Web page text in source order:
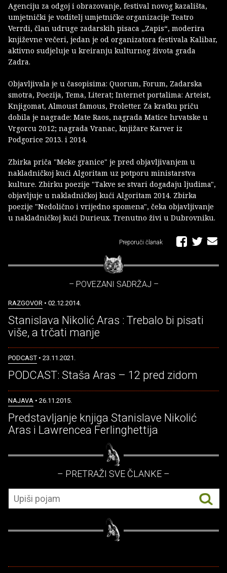
Agenciju za odgoj i obrazovanje, festival novog kazališta,
umjetnički je voditelj umjetničke organizacije Teatro
Verrdi, član udruge zadarskih pisaca „Zapis“, moderira
književne večeri, jedan je od organizatora festivala Kalibar,
aktivno sudjeluje u kreiranju kulturnog života grada
Zadra.
Objavljivala je u časopisima: Quorum, Forum, Zadarska
smotra, Poezija, Tema, Literat; Internet portalima: Arteist,
Knjigomat, Almoust famous, Proletter. Za kratku priču
dobila je nagrade: Mate Raos, nagrada Matice hrvatske u
Vrgorcu 2012; nagrada Vranac, knjižare Karver iz
Podgorice 2013. i 2014.
Zbirka priča "Meke granice" je pred objavljivanjem u
nakladničkoj kući Algoritam uz potporu ministarstva
kulture. Zbirku poezije "Takve se stvari događaju ljudima",
objavljuje u nakladničkoj kući Algoritam 2014. Zbirka
poezije "Nedolično i vrijedno spomena", čeka objavljivanje
u nakladničkoj kući Durieux. Trenutno živi u Dubrovniku.
Preporuči članak
– POVEZANI SADRŽAJ –
RAZGOVOR • 02.12.2014.
Stanislava Nikolić Aras : Trebalo bi pisati
više, a trčati manje
PODCAST • 23.11.2021.
PODCAST: Staša Aras – 12 pred zidom
NAJAVA • 26.11.2015.
Predstavljanje knjiga Stanislave Nikolić
Aras i Lawrencea Ferlinghettija
– PRETRAŽI SVE ČLANKE –